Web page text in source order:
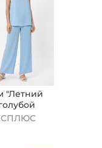
"Летний